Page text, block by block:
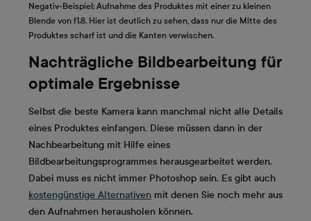
Negativ-Beispiel: Aufnahme des Produktes mit einer zu kleinen
Blende von f1.8. Hier ist deutlich zu sehen, dass nur die Mitte des
Produktes scharf ist und die Kanten verwischen.
Nachträgliche Bildbearbeitung für
optimale Ergebnisse
Selbst die beste Kamera kann manchmal nicht alle Details
eines Produktes einfangen. Diese müssen dann in der
Nachbearbeitung mit Hilfe eines
Bildbearbeitungsprogrammes herausgearbeitet werden.
Dabei muss es nicht immer Photoshop sein. Es gibt auch
kostengünstige Alternativen mit denen Sie noch mehr aus
den Aufnahmen herausholen können.